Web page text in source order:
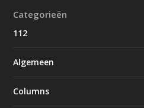
Categorieën
112
Algemeen
Columns